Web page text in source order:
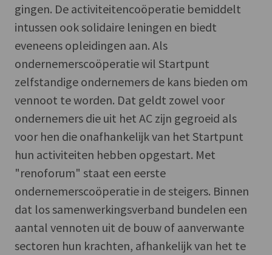
gingen. De activiteitencoöperatie bemiddelt
intussen ook solidaire leningen en biedt
eveneens opleidingen aan. Als
ondernemerscoöperatie wil Startpunt
zelfstandige ondernemers de kans bieden om
vennoot te worden. Dat geldt zowel voor
ondernemers die uit het AC zijn gegroeid als
voor hen die onafhankelijk van het Startpunt
hun activiteiten hebben opgestart. Met
"renoforum" staat een eerste
ondernemerscoöperatie in de steigers. Binnen
dat los samenwerkingsverband bundelen een
aantal vennoten uit de bouw of aanverwante
sectoren hun krachten, afhankelijk van het te